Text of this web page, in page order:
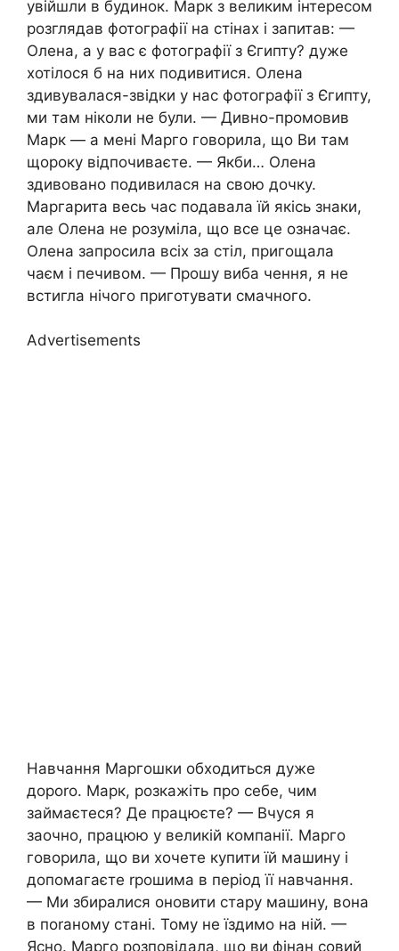
увійшли в будинок. Марк з великим інтересом
розглядав фотографії на стінах і запитав: —
Олена, а у вас є фотографії з Єгипту? дуже
хотілося б на них подивитися. Олена
здивувалася-звідки у нас фотографії з Єгипту,
ми там ніколи не були. — Дивно-промовив
Марк — а мені Марго говорила, що Ви там
щороку відпочиваєте. — Якби… Олена
здивовано подивилася на свою дочку.
Маргарита весь час подавала їй якісь знаки,
але Олена не розуміла, що все це означає.
Олена запросила всіх за стіл, пригощала
чаєм і печивом. — Прошу виба чення, я не
встигла нічого приготувати смачного.
Advertisements
Навчання Маргошки обходиться дуже
дороrо. Марк, розкажіть про себе, чим
займаєтеся? Де працюєте? — Вчуся я
заочно, працюю у великій компанії. Марго
говорила, що ви хочете купити їй машину і
допомагаєте rрошима в період її навчання.
— Ми збиралися оновити стару машину, вона
в поrаному стані. Тому не їздимо на ній. —
Ясно. Марго розповідала, що ви фінан совий